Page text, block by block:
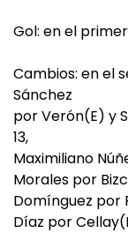
Gol: en el
Cambios: en el
Sánchez
por Verón(E) y
13,
Maximiliano
Morales por
Domínguez por
Díaz por